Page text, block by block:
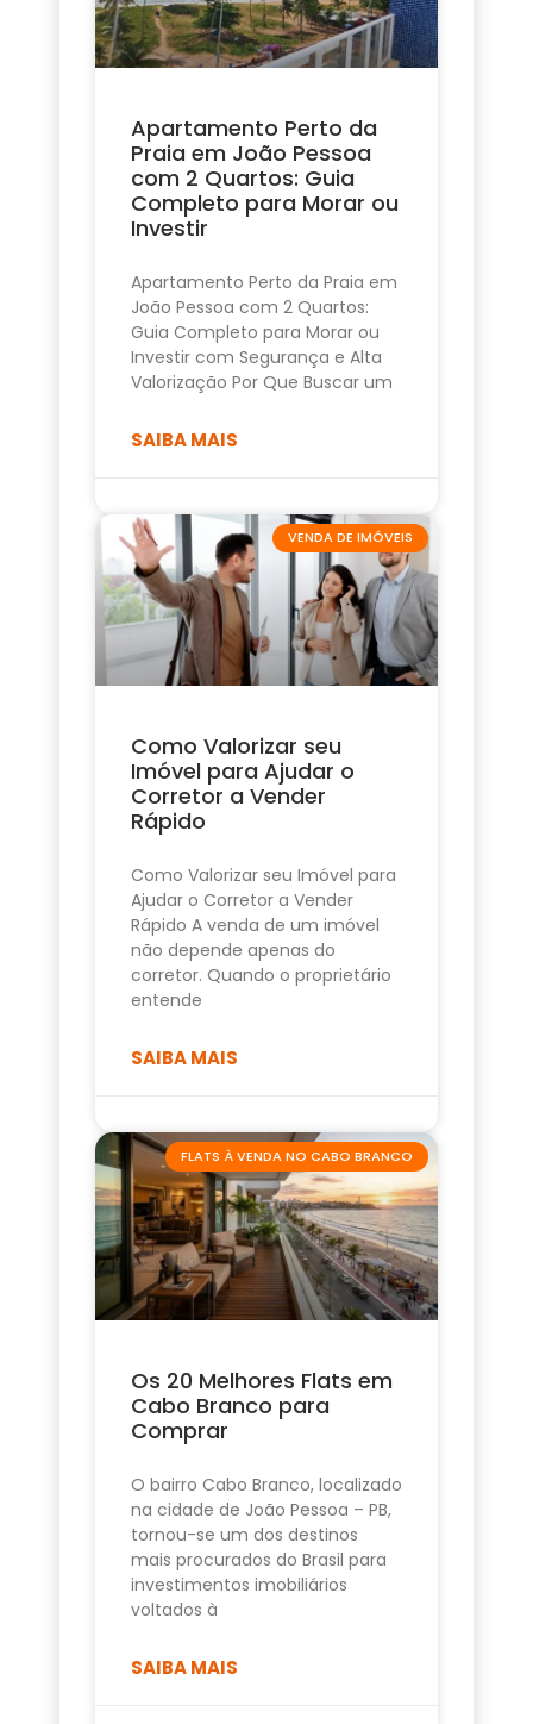
Apartamento Perto da
Praia em João Pessoa
com 2 Quartos: Guia
Completo para Morar ou
Investir
Apartamento Perto da Praia em
João Pessoa com 2 Quartos:
Guia Completo para Morar ou
Investir com Segurança e Alta
Valorização Por Que Buscar um
SAIBA MAIS
VENDA DE IMÓVEIS
Como Valorizar seu
Imóvel para Ajudar o
Corretor a Vender
Rápido
Como Valorizar seu Imóvel para
Ajudar o Corretor a Vender
Rápido A venda de um imóvel
não depende apenas do
corretor. Quando o proprietário
entende
SAIBA MAIS
FLATS À VENDA NO CABO BRANCO
Os 20 Melhores Flats em
Cabo Branco para
Comprar
O bairro Cabo Branco, localizado
na cidade de João Pessoa – PB,
tornou-se um dos destinos
mais procurados do Brasil para
investimentos imobiliários
voltados à
SAIBA MAIS